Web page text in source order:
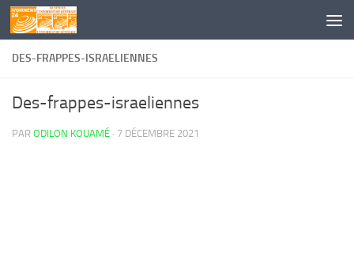
Skip to content
DES-FRAPPES-ISRAELIENNES
Des-frappes-israeliennes
PAR ODILON KOUAMÉ · 7 DÉCEMBRE 2021